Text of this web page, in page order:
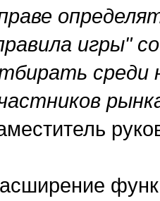
игры"
среди